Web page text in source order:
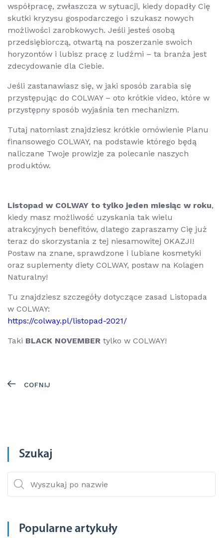
współpracę, zwłaszcza w sytuacji, kiedy dopadły Cię
skutki kryzysu gospodarczego i szukasz nowych
możliwości zarobkowych. Jeśli jesteś osobą
przedsiębiorczą, otwartą na poszerzanie swoich
horyzontów i lubisz pracę z ludźmi – ta branża jest
zdecydowanie dla Ciebie.
Jeśli zastanawiasz się, w jaki sposób zarabia się
przystępując do COLWAY – oto krótkie video, które w
przystępny sposób wyjaśnia ten mechanizm.
Tutaj natomiast znajdziesz krótkie omówienie Planu
finansowego COLWAY, na podstawie którego będą
naliczane Twoje prowizje za polecanie naszych
produktów.
Listopad w COLWAY to tylko jeden miesiąc w roku,
kiedy masz możliwość uzyskania tak wielu
atrakcyjnych benefitów, dlatego zapraszamy Cię już
teraz do skorzystania z tej niesamowitej OKAZJI!
Postaw na znane, sprawdzone i lubiane kosmetyki
oraz suplementy diety COLWAY, postaw na Kolagen
Naturalny!
Tu znajdziesz szczegóły dotyczące zasad Listopada
w COLWAY:
https://colway.pl/listopad-2021/
Taki BLACK NOVEMBER tylko w COLWAY!
COFNIJ
Szukaj
Popularne artykuły